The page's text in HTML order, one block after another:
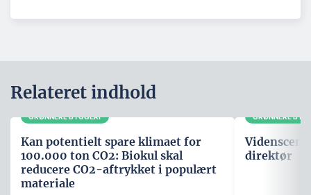
Relateret indhold
GRØNNERE BYGGERI
Kan potentielt spare klimaet for
100.000 ton CO2: Biokul skal
reducere CO2-aftrykket i populært
materiale
GRØNNERE
direktør